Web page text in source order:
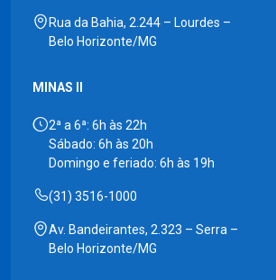
Rua da Bahia, 2.244 – Lourdes –
Belo Horizonte/MG
MINAS II
2ª a 6ª: 6h às 22h
Sábado: 6h às 20h
Domingo e feriado: 6h às 19h
(31) 3516-1000
Av. Bandeirantes, 2.323 – Serra –
Belo Horizonte/MG